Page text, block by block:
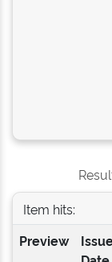
Item hits:
Preview